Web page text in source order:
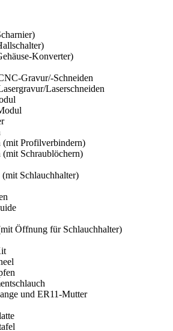
Konverter)
Gravur/-Schneiden
Laserschneiden
(mit Profilverbindern)
Schraublöchern)
Schlauchhalter)
Öffnung für Schlauchhalter)
und ER11-Mutter